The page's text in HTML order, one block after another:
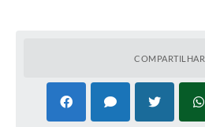
COMPARTILHAR